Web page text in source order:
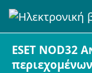
ESET NOD32
περιεχομένων